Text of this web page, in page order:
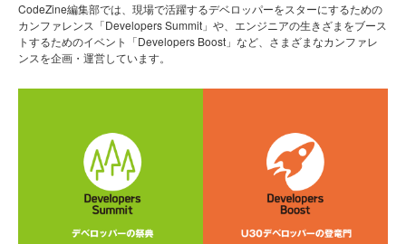
CodeZine編集部では、現場で活躍するデベロッパーをスターにするための
カンファレンス「Developers Summit」や、エンジニアの生きざまをブース
トするためのイベント「Developers Boost」など、さまざまなカンファレ
ンスを企画・運営しています。